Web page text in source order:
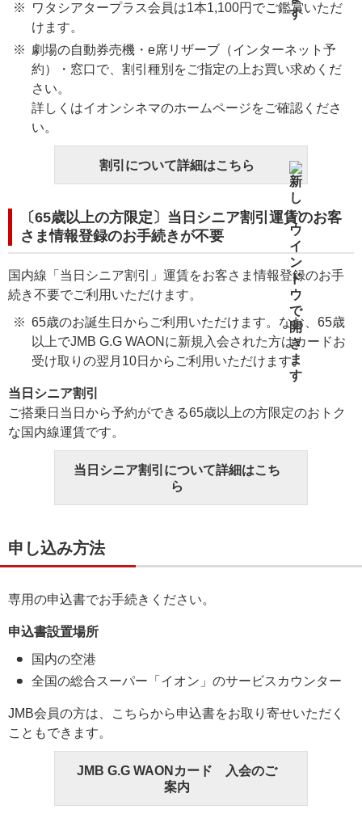
ワタシアタープラス会員は1本1,100円でご鑑賞いただ
けます。
劇場の自動券売機・e席リザーブ（インターネット予
約）・窓口で、割引種別をご指定の上お買い求めくだ
さい。
詳しくはイオンシネマのホームページをご確認くださ
い。
割引について詳細はこちら
〔65歳以上の方限定〕当日シニア割引運賃のお客
さま情報登録のお手続きが不要
国内線「当日シニア割引」運賃をお客さま情報登録のお手
続き不要でご利用いただけます。
65歳のお誕生日からご利用いただけます。なお、65歳
以上でJMB G.G WAONに新規入会された方はカードお
受け取りの翌月10日からご利用いただけます。
当日シニア割引
ご搭乗日当日から予約ができる65歳以上の方限定のおトク
な国内線運賃です。
当日シニア割引について詳細はこち
ら
申し込み方法
専用の申込書でお手続きください。
申込書設置場所
国内の空港
全国の総合スーパー「イオン」のサービスカウンター
JMB会員の方は、こちらから申込書をお取り寄せいただく
こともできます。
JMB G.G WAONカード 入会のご
案内